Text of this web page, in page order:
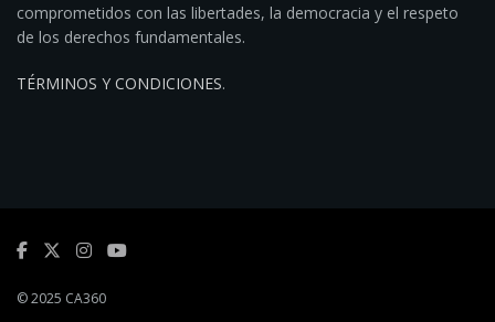
comprometidos con las libertades, la democracia y el respeto
de los derechos fundamentales.
TÉRMINOS Y CONDICIONES.
© 2025 CA360